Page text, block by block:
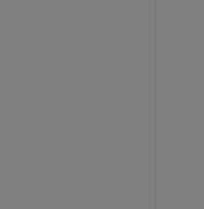
verfügbar.)